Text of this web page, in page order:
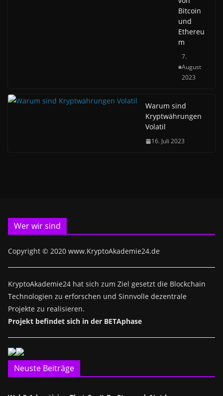
Bitcoin
und
Ethereu
m
7.
August
2023
Warum sind
Kryptwährungen
Volatil
16. Juli 2023
Wer wir sind
Copyright © 2020 www.KryptoAkademie24.de
KryptoAkademie24 hat sich zum Ziel gesetzt die Blockchain
Technologien zu erforschen und Sinnvolle dezentrale
Projekte zu realisieren.
Projekt befindet sich in der BETAphase
Neuste Beiträge